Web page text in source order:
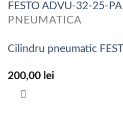
PNEUMATICA
Cilindru pneumatic
200,00 lei